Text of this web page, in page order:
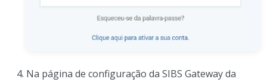
Na página de configuração da SIBS Gateway da